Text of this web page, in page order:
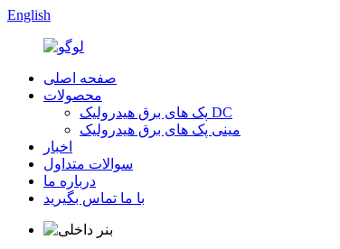
English
صفحه اصلی
محصولات
پک های برق هیدرولیک DC
مینی پک های برق هیدرولیک
اخبار
سوالات متداول
درباره ما
با ما تماس بگیرید